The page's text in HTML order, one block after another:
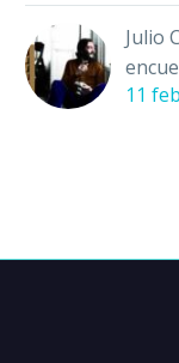
Julio
11